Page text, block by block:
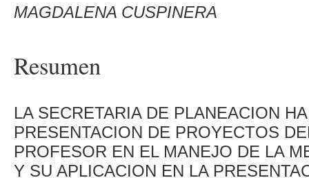
MAGDALENA CUSPINERA
Resumen
LA SECRETARIA DE PLANEACION
PRESENTACION DE PROYECTOS
PROFESOR EN EL MANEJO DE LA
Y SU APLICACION EN LA